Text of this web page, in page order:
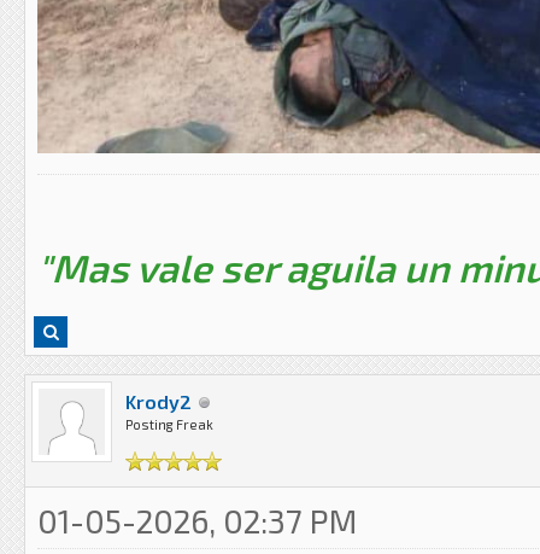
"Mas vale ser aguila un
Krody2
Posting Freak
01-05-2026, 02:37 PM